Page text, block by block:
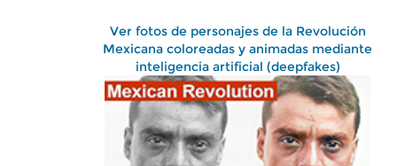
Ver fotos de personajes de la Revolución
Mexicana coloreadas y animadas mediante
inteligencia artificial (deepfakes)